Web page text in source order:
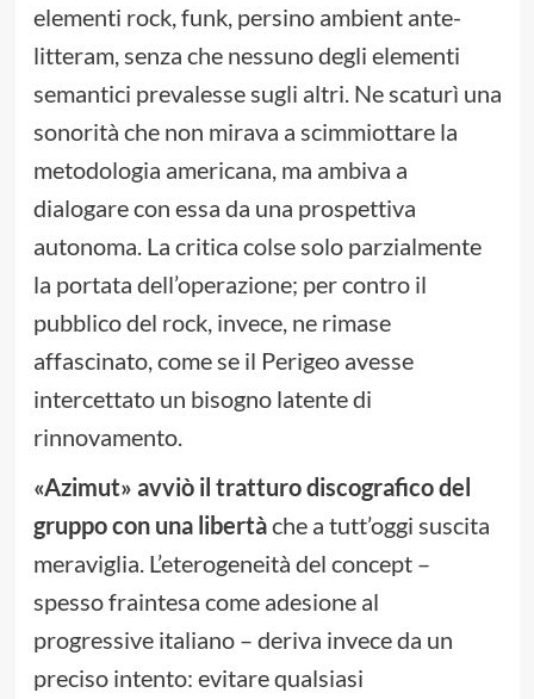
elementi rock, funk, persino ambient ante-
litteram, senza che nessuno degli elementi
semantici prevalesse sugli altri. Ne scaturì una
sonorità che non mirava a scimmiottare la
metodologia americana, ma ambiva a
dialogare con essa da una prospettiva
autonoma. La critica colse solo parzialmente
la portata dell’operazione; per contro il
pubblico del rock, invece, ne rimase
affascinato, come se il Perigeo avesse
intercettato un bisogno latente di
rinnovamento.
«Azimut» avviò il tratturo discografico del
gruppo con una libertàche a tutt’oggi suscita
meraviglia. L’eterogeneità del concept –
spesso fraintesa come adesione al
progressive italiano – deriva invece da un
preciso intento: evitare qualsiasi